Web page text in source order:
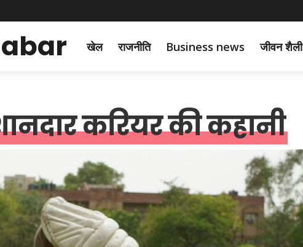
खेल राजनीति Business news जीवन शैली
करियर की कहानी